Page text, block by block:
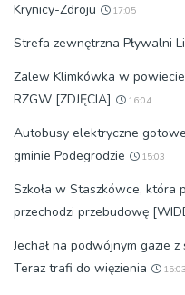
Krynicy-Zdroju
17:05
Strefa zewnętrzna Pływalni
Zalew Klimkówka w
RZGW [ZDJĘCIA]
16:04
Autobusy elektryczne
gminie Podegrodzie
15:03
Szkoła w Staszkówce, która
przechodzi przebudowę
Jechał na podwójnym gazie
Teraz trafi do więzienia
15:03